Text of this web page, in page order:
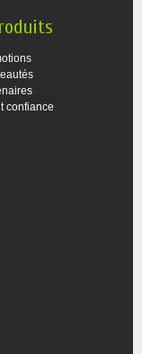
confiance